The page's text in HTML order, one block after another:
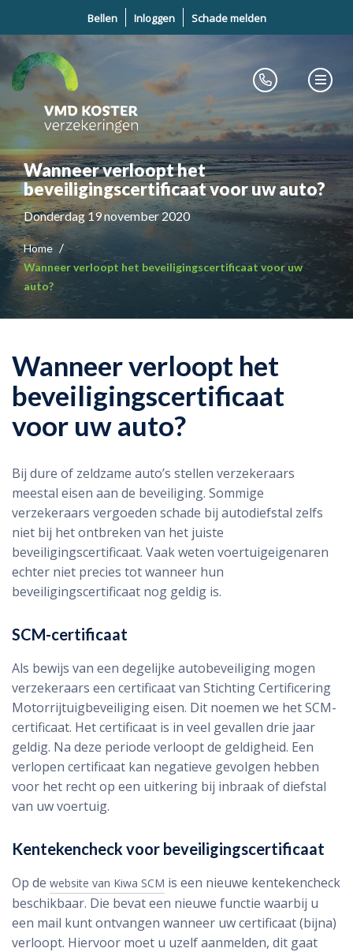
Bellen Inloggen Schade melden
Wanneer verloopt het
beveiligingscertificaat voor uw auto?
Donderdag 19 november 2020
Home
Wanneer verloopt het beveiligingscertificaat voor uw
auto?
Wanneer verloopt het
beveiligingscertificaat
voor uw auto?
Bij dure of zeldzame auto’s stellen verzekeraars
meestal eisen aan de beveiliging. Sommige
verzekeraars vergoeden schade bij autodiefstal zelfs
niet bij het ontbreken van het juiste
beveiligingscertificaat. Vaak weten voertuigeigenaren
echter niet precies tot wanneer hun
beveiligingscertificaat nog geldig is.
SCM-certificaat
Als bewijs van een degelijke autobeveiliging mogen
verzekeraars een certificaat van Stichting Certificering
Motorrijtuigbeveiliging eisen. Dit noemen we het SCM-
certificaat. Het certificaat is in veel gevallen drie jaar
geldig. Na deze periode verloopt de geldigheid. Een
verlopen certificaat kan negatieve gevolgen hebben
voor het recht op een uitkering bij inbraak of diefstal
van uw voertuig.
Kentekencheck voor beveiligingscertificaat
Op de website van Kiwa SCM is een nieuwe kentekencheck
beschikbaar. Die bevat een nieuwe functie waarbij u
een mail kunt ontvangen wanneer uw certificaat (bijna)
verloopt. Hiervoor moet u uzelf aanmelden, dit gaat